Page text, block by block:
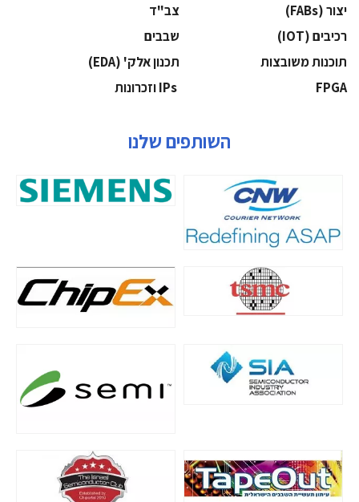
‫יצור (‪(FABs‬‬
‫צב"ד‬
‫רכיבים‬ (IOT)
‫שבבים‬
‫תוכנות משובצות‬
‫תכנון אלק' (‪(EDA‬‬
‫‪FPGA‬‬
השותפים שלנו